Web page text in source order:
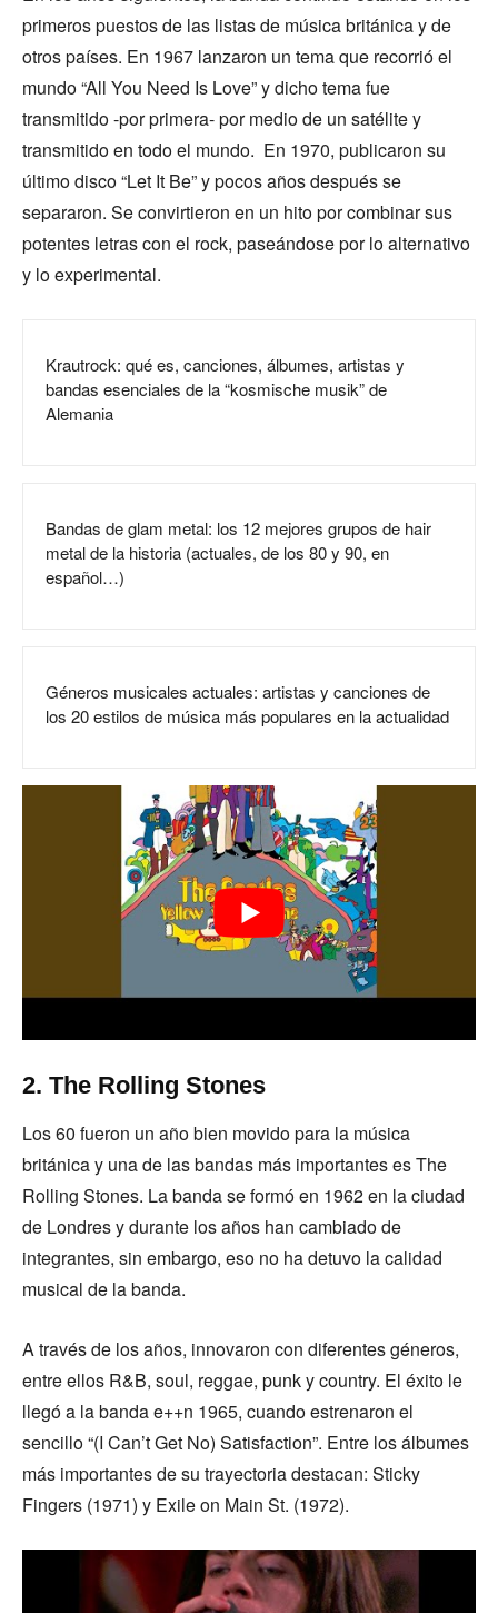
primeros puestos de las listas de música británica y de
otros países. En 1967 lanzaron un tema que recorrió el
mundo “All You Need Is Love” y dicho tema fue
transmitido -por primera- por medio de un satélite y
transmitido en todo el mundo. En 1970, publicaron su
último disco “Let It Be” y pocos años después se
separaron. Se convirtieron en un hito por combinar sus
potentes letras con el rock, paseándose por lo alternativo
y lo experimental.
Krautrock: qué es, canciones, álbumes, artistas y
bandas esenciales de la “kosmische musik” de
Alemania
Bandas de glam metal: los 12 mejores grupos de hair
metal de la historia (actuales, de los 80 y 90, en
español…)
Géneros musicales actuales: artistas y canciones de
los 20 estilos de música más populares en la actualidad
2. The Rolling Stones
Los 60 fueron un año bien movido para la música
británica y una de las bandas más importantes es The
Rolling Stones. La banda se formó en 1962 en la ciudad
de Londres y durante los años han cambiado de
integrantes, sin embargo, eso no ha detuvo la calidad
musical de la banda.
A través de los años, innovaron con diferentes géneros,
entre ellos R&B, soul, reggae, punk y country. El éxito le
llegó a la banda e++n 1965, cuando estrenaron el
sencillo “(I Can’t Get No) Satisfaction”. Entre los álbumes
más importantes de su trayectoria destacan: Sticky
Fingers (1971) y Exile on Main St. (1972).